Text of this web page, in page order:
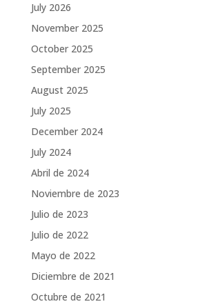
July 2026
November 2025
October 2025
September 2025
August 2025
July 2025
December 2024
July 2024
Abril de 2024
Noviembre de 2023
Julio de 2023
Julio de 2022
Mayo de 2022
Diciembre de 2021
Octubre de 2021